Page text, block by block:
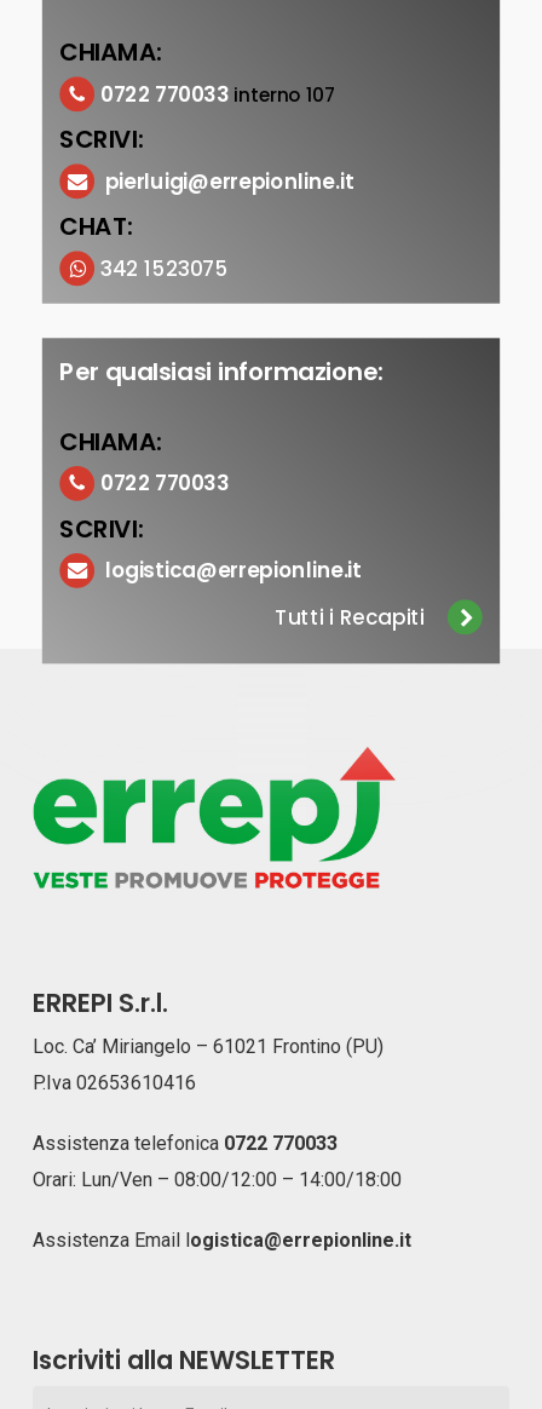
CHIAMA:
0722 770033 interno 107
SCRIVI:
pierluigi@errepionline.it
CHAT:
342 1523075
Per qualsiasi informazione:
CHIAMA:
0722 770033
SCRIVI:
logistica@errepionline.it
Tutti i Recapiti
ERREPI S.r.l.
Loc. Ca’ Miriangelo – 61021 Frontino (PU)
P.Iva 02653610416
Assistenza telefonica 0722 770033
Orari: Lun/Ven – 08:00/12:00 – 14:00/18:00
Assistenza Email ogistica@errepionline.it
Iscriviti alla NEWSLETTER